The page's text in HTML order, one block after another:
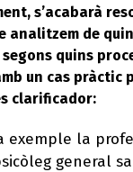
s’acabarà
analitzem de
quins
un cas pràctic
clarificador:
exemple la
general